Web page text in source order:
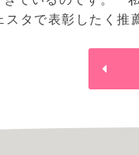
タで表彰したく推